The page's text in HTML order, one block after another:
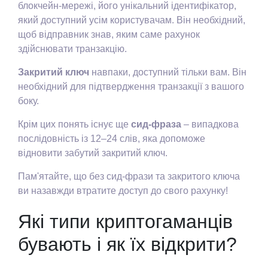
блокчейн-мережі, його унікальний ідентифікатор,
який доступний усім користувачам. Він необхідний,
щоб відправник знав, яким саме рахунок
здійснювати транзакцію.
Закритий ключ навпаки, доступний тільки вам. Він
необхідний для підтвердження транзакції з вашого
боку.
Крім цих понять існує ще сид-фраза – випадкова
послідовність із 12–24 слів, яка допоможе
відновити забутий закритий ключ.
Пам'ятайте, що без сид-фрази та закритого ключа
ви назавжди втратите доступ до свого рахунку!
Які типи криптогаманців
бувають і як їх відкрити?